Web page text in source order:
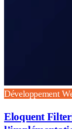
Développement
Eloquent